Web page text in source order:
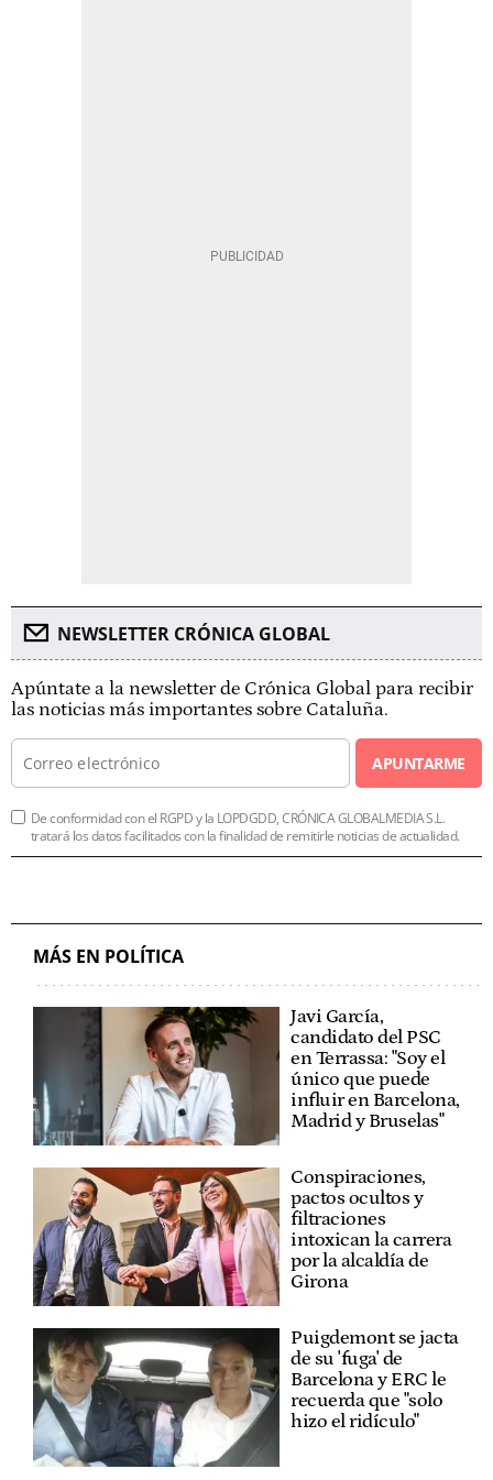
NEWSLETTER CRÓNICA GLOBAL
Apúntate a la newsletter de Crónica Global para recibir
las noticias más importantes sobre Cataluña.
APUNTARME
De conformidad con el RGPD y la LOPDGDD, CRÓNICA GLOBALMEDIA S.L.
tratará los datos facilitados con la finalidad de remitirle noticias de actualidad.
MÁS EN POLÍTICA
Javi García,
candidato del PSC
en Terrassa: "Soy el
único que puede
influir en Barcelona,
Madrid y Bruselas"
Conspiraciones,
pactos ocultos y
filtraciones
intoxican la carrera
por la alcaldía de
Girona
Puigdemont se jacta
de su 'fuga' de
Barcelona y ERC le
recuerda que "solo
hizo el ridículo"